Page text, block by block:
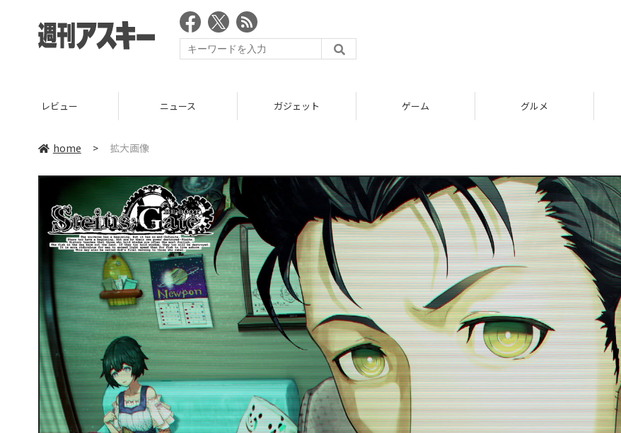
レビュー ニュース ガジェット ゲーム グルメ
home > 拡大画像